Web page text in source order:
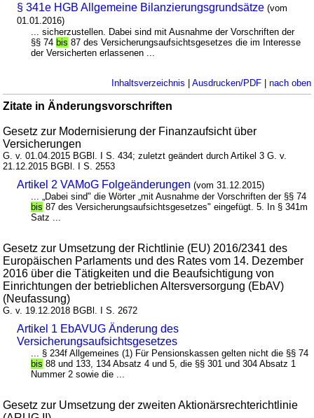
§ 341e HGB Allgemeine Bilanzierungsgrundsätze (vom
01.01.2016)
... sicherzustellen. Dabei sind mit Ausnahme der Vorschriften der
§§ 74bis 87 des Versicherungsaufsichtsgesetzes die im Interesse
der Versicherten erlassenen ...
Inhaltsverzeichnis | Ausdrucken/PDF| nach oben
Zitate in Änderungsvorschriften
Gesetz zur Modernisierung der Finanzaufsicht über
Versicherungen
G. v. 01.04.2015 BGBl. I S. 434; zuletzt geändert durch Artikel 3 G. v.
21.12.2015 BGBl. I S. 2553
Artikel 2 VAMoG Folgeänderungen (vom 31.12.2015)
... „Dabei sind" die Wörter „mit Ausnahme der Vorschriften der §§ 74
bis 87 des Versicherungsaufsichtsgesetzes" eingefügt. 5. In § 341m
Satz ...
Gesetz zur Umsetzung der Richtlinie (EU) 2016/2341 des
Europäischen Parlaments und des Rates vom 14. Dezember
2016 über die Tätigkeiten und die Beaufsichtigung von
Einrichtungen der betrieblichen Altersversorgung (EbAV)
(Neufassung)
G. v. 19.12.2018 BGBl. I S. 2672
Artikel 1 EbAVUG Änderung des
Versicherungsaufsichtsgesetzes
... § 234f Allgemeines (1) Für Pensionskassen gelten nicht die §§ 74
bis 88 und 133, 134 Absatz 4 und 5, die §§ 301 und 304 Absatz 1
Nummer 2 sowie die ...
Gesetz zur Umsetzung der zweiten Aktionärsrechterichtlinie